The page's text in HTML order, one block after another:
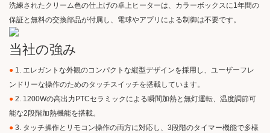
洗練されたクリーム色の仕上げの卓上ヒーターは、カラーボックスに1年間の
保証と無料の交換部品が付属し、電球やアプリによる制御は不要です。
当社の強み
● 1. エレガントな外観のコンパクトな縦型デザインを採用し、ユーザーフレ
ンドリーな操作のためのタッチスイッチを搭載しています。
● 2. 1200Wの高出力PTCセラミックによる瞬間加熱と無灯運転、温度調節可
能な2段階加熱機能を搭載。
● 3. タッチ操作とリモコン操作の両方に対応し、3段階のタイマー機能で多様